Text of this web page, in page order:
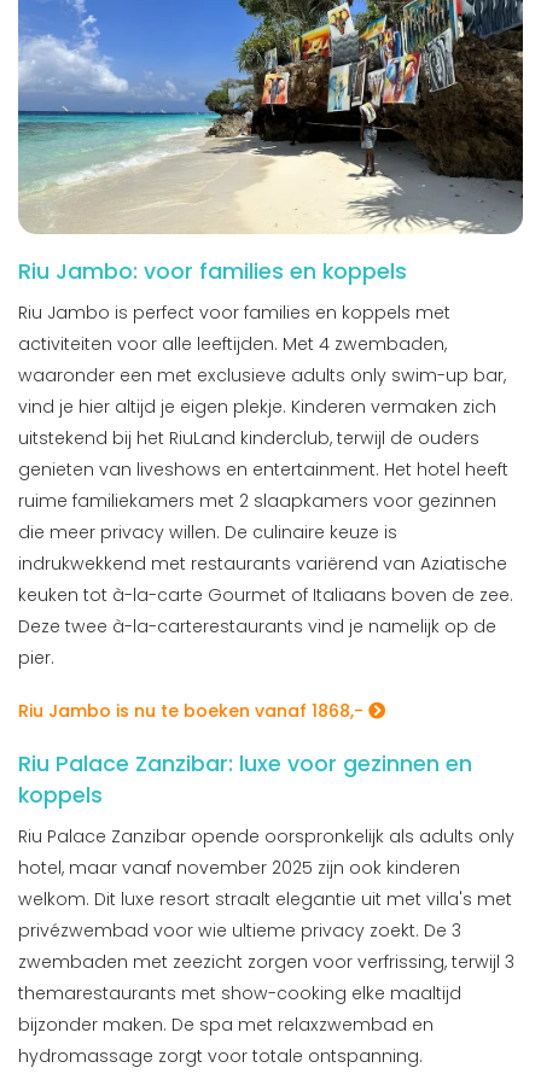
Riu Jambo: voor families en koppels
Riu Jambo is perfect voor families en koppels met
activiteiten voor alle leeftijden. Met 4 zwembaden,
waaronder een met exclusieve adults only swim-up bar,
vind je hier altijd je eigen plekje. Kinderen vermaken zich
uitstekend bij het RiuLand kinderclub, terwijl de ouders
genieten van liveshows en entertainment. Het hotel heeft
ruime familiekamers met 2 slaapkamers voor gezinnen
die meer privacy willen. De culinaire keuze is
indrukwekkend met restaurants variërend van Aziatische
keuken tot à-la-carte Gourmet of Italiaans boven de zee.
Deze twee à-la-carterestaurants vind je namelijk op de
pier.
Riu Jambo is nu te boeken vanaf 1868,-
Riu Palace Zanzibar: luxe voor gezinnen en
koppels
Riu Palace Zanzibar opende oorspronkelijk als adults only
hotel, maar vanaf november 2025 zijn ook kinderen
welkom. Dit luxe resort straalt elegantie uit met villa's met
privézwembad voor wie ultieme privacy zoekt. De 3
zwembaden met zeezicht zorgen voor verfrissing, terwijl 3
themarestaurants met show-cooking elke maaltijd
bijzonder maken. De spa met relaxzwembad en
hydromassage zorgt voor totale ontspanning.